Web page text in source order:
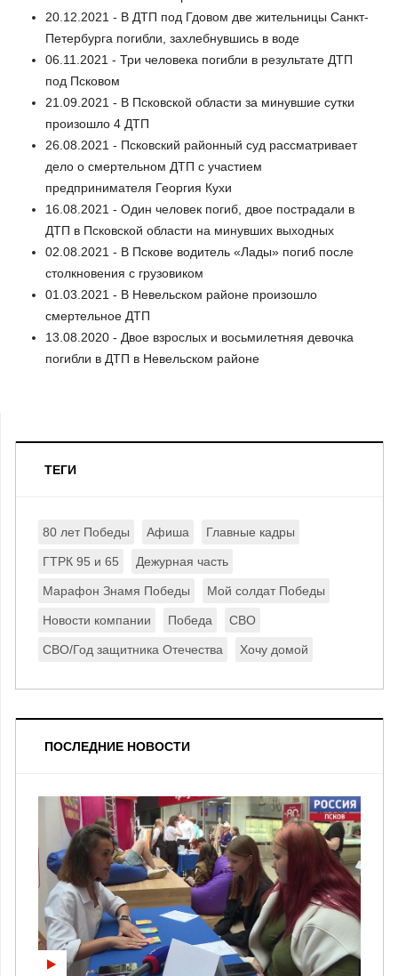
20.12.2021 - В ДТП под Гдовом две жительницы Санкт-
Петербурга погибли, захлебнувшись в воде
06.11.2021 - Три человека погибли в результате ДТП
под Псковом
21.09.2021 - В Псковской области за минувшие сутки
произошло 4 ДТП
26.08.2021 - Псковский районный суд рассматривает
дело о смертельном ДТП с участием
предпринимателя Георгия Кухи
16.08.2021 - Один человек погиб, двое пострадали в
ДТП в Псковской области на минувших выходных
02.08.2021 - В Пскове водитель «Лады» погиб после
столкновения с грузовиком
01.03.2021 - В Невельском районе произошло
смертельное ДТП
13.08.2020 - Двое взрослых и восьмилетняя девочка
погибли в ДТП в Невельском районе
ТЕГИ
80 лет Победы Афиша Главные кадры
ГТРК 95 и 65 Дежурная часть
Марафон Знамя Победы Мой солдат Победы
Новости компании Победа СВО
СВО/Год защитника Отечества Хочу домой
ПОСЛЕДНИЕ НОВОСТИ